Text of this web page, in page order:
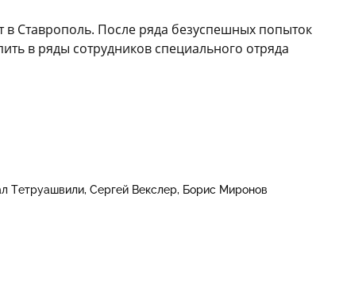
Ставрополь. После ряда безуспешных попыток
в ряды сотрудников специального отряда
Тетруашвили Сергей Векслер Борис Миронов